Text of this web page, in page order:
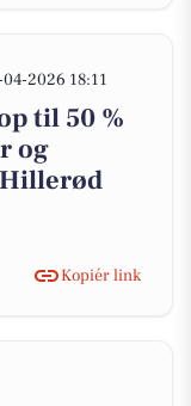
04-2026 18:11
til 50 %
og
Kopiér link